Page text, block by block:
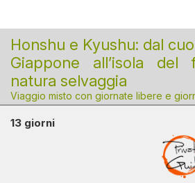
Honshu e Kyushu: dal
Giappone all’isola
natura selvaggia
Viaggio misto con giornate libere e
13 giorni